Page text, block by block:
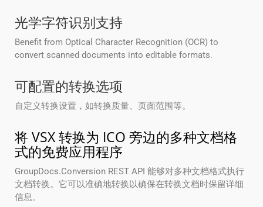
光学字符识别支持
Benefit from Optical Character Recognition (OCR) to
convert scanned documents into editable formats.
可配置的转换选项
自定义转换设置，如转换质量、页面范围等。
将 VSX 转换为 ICO 旁边的多种文档格
式的免费应用程序
GroupDocs.Conversion REST API 能够对多种文档格式执行
文档转换。它可以准确地转换以确保在转换文档时保留详细
信息。